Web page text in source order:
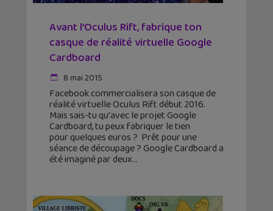
Avant l’Oculus Rift, fabrique ton
casque de réalité virtuelle Google
Cardboard
8 mai 2015
Facebook commercialisera son casque de
réalité virtuelle Oculus Rift début 2016.
Mais sais-tu qu'avec le projet Google
Cardboard, tu peux fabriquer le tien
pour quelques euros ? Prêt pour une
séance de découpage ? Google Cardboard a
été imaginé par deux